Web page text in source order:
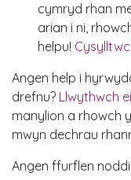
cymryd rhan
arian i ni,
helpu!
Angen help i
drefnu? Llwythwch
manylion a rhowch
mwyn dechrau
Angen ffurflen